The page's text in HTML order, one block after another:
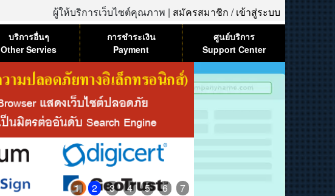
ผู้ให้บริการเว็บไซต์คุณภาพ | สมัครสมาชิก /เข้าสู่ระบบ
บริการอื่นๆ
Other Servies
การชำระเงิน
Payment
ศูนย์บริการ
Support Center
1 2 3 4 5 6 7